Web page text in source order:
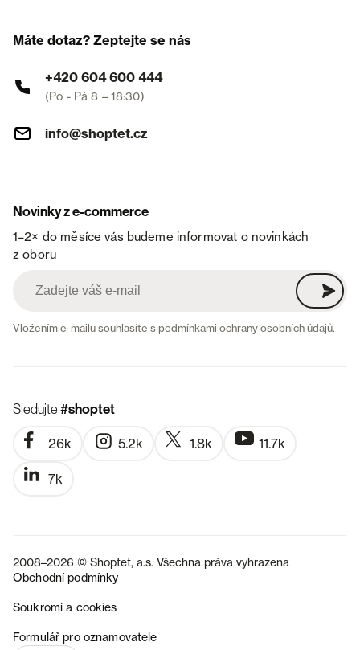
Máte dotaz? Zeptejte se nás
+420 604 600 444
(Po - Pá 8 – 18:30)
info@shoptet.cz
Novinky z e-commerce
1–2× do měsíce vás budeme informovat o novinkách
z oboru
Vložením e-mailu souhlasíte spodmínkami ochrany osobních údajů.
Sledujte#shoptet
26k 5.2k 1.8k 11.7k
7k
2008–2026 © Shoptet, a.s. Všechna práva vyhrazena
Obchodní podmínky
Soukromí a cookies
Formulář pro oznamovatele